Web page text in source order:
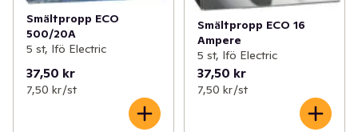
Smältpropp ECO
500/20A
5 st, Ifö Electric
37,50 kr
7,50 kr /st
Smältpropp ECO 16
Ampere
5 st, Ifö Electric
37,50 kr
7,50 kr /st